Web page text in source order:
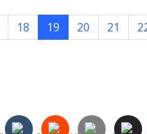
18 19 20 21